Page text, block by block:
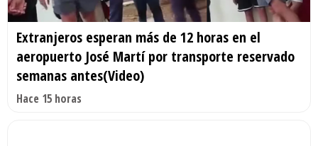
Extranjeros esperan más de 12 horas en el
aeropuerto José Martí por transporte reservado
semanas antes(Video)
Hace 15 horas